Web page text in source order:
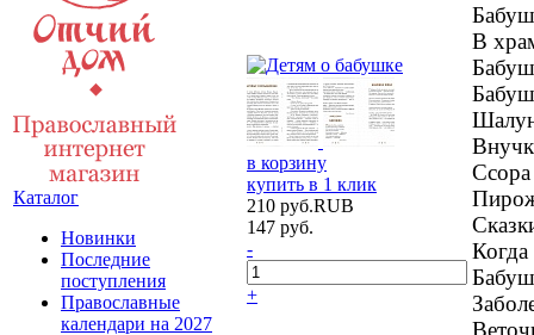
Каталог
Новинки
Последние
поступления
Православные
календари на 2027
в корзину
купить в 1 клик
210 руб.RUB
147 руб.
-
+
В